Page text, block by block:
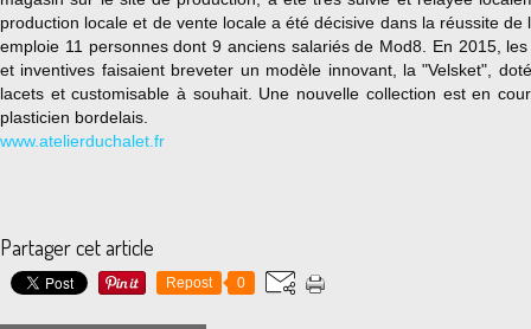
production locale et de vente locale a été décisive dans la réussite de
emploie 11 personnes dont 9 anciens salariés de Mod8. En 2015,
et inventives faisaient breveter un modèle innovant, la "Velsket",
lacets et customisable à souhait. Une nouvelle collection est en
plasticien bordelais.
www.atelierduchalet.fr
Partager cet article
Repost 0